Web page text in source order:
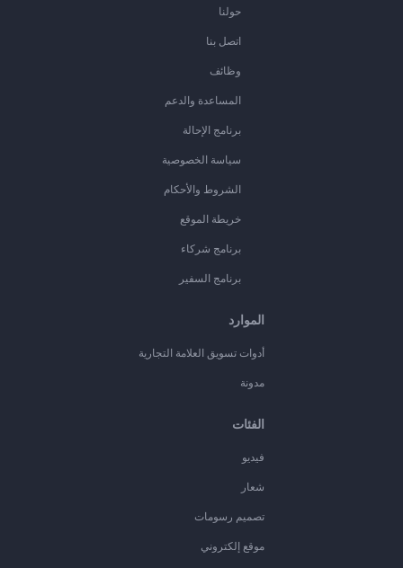
حولنا
اتصل بنا
وظائف
المساعدة والدعم
برنامج الإحالة
سياسة الخصوصية
الشروط والأحكام
خريطة الموقع
برنامج شركاء
برنامج السفير
الموارد
أدوات تسويق العلامة التجارية
مدونة
الفئات
فيديو
شعار
تصميم رسومات
موقع إلكتروني